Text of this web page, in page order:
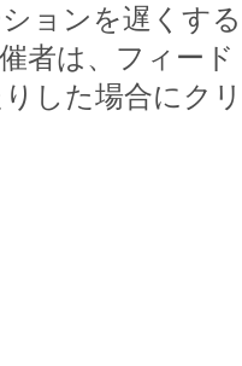
ョンを遅くする
者は、フィード
した場合にクリ